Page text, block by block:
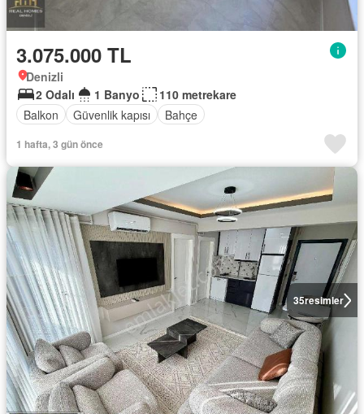
3.075.000 TL
Denizli
2 Odalı
1 Banyo
110 metrekare
Balkon
Güvenlik kapısı Bahçe
1 hafta, 3 gün önce
35resimler